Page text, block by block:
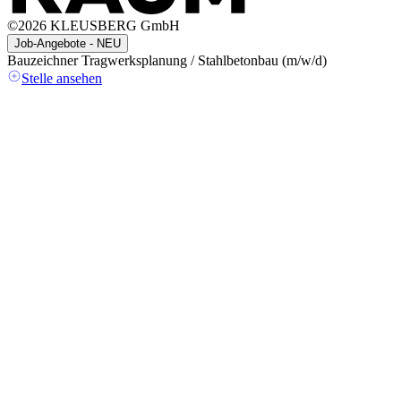
©2026 KLEUSBERG GmbH
Job-Angebote - NEU
Bauzeichner Tragwerksplanung / Stahlbetonbau (m/w/d)
Stelle ansehen